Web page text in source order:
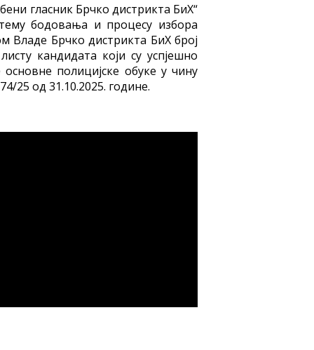
гласник Брчко дистрикта БиХ“
бодовања и процесу избора
Владе Брчко дистрикта БиХ број
кандидата који су успјешно
полицијске обуке у чину
25 од 31.10.2025. године.